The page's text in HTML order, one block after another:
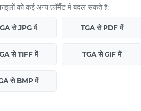
को कई अन्य फ़ॉर्मैट में बदल सकते हैं:
से JPG में TGA से PDF में
से TIFF में TGA से GIF में
से BMP में